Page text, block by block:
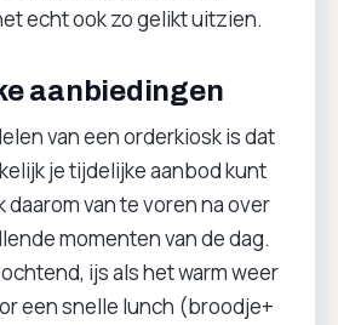
echt ook zo gelikt uitzien.
aanbiedingen
van een orderkiosk is dat
je tijdelijke aanbod kunt
daarom van te voren na over
momenten van de dag.
ijs als het warm weer
een snelle lunch (broodje+